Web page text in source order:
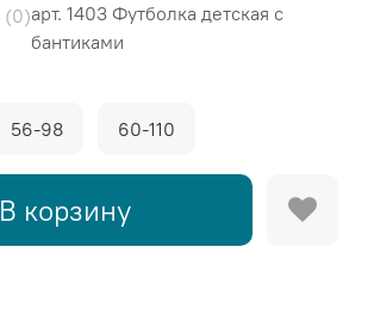
(0)арт.1403 Футболка детская с
бантиками
В корзину
56-98 60-110